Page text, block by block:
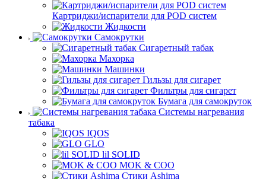
Картриджи/испарители для POD систем
Жидкости
Самокрутки
Сигаретный табак
Махорка
Машинки
Гильзы для сигарет
Фильтры для сигарет
Бумага для самокруток
Системы нагревания
табака
IQOS
GLO
lil SOLID
MOK & COO
Стики Ashima